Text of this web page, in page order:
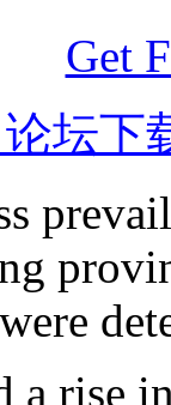
Get
坛下
a rise